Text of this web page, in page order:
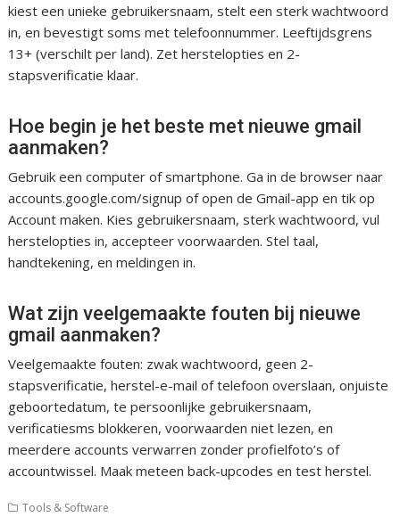
kiest een unieke gebruikersnaam, stelt een sterk wachtwoord
in, en bevestigt soms met telefoonnummer. Leeftijdsgrens
13+ (verschilt per land). Zet herstelopties en 2-
stapsverificatie klaar.
Hoe begin je het beste met nieuwe gmail
aanmaken?
Gebruik een computer of smartphone. Ga in de browser naar
accounts.google.com/signup of open de Gmail-app en tik op
Account maken. Kies gebruikersnaam, sterk wachtwoord, vul
herstelopties in, accepteer voorwaarden. Stel taal,
handtekening, en meldingen in.
Wat zijn veelgemaakte fouten bij nieuwe
gmail aanmaken?
Veelgemaakte fouten: zwak wachtwoord, geen 2-
stapsverificatie, herstel-e-mail of telefoon overslaan, onjuiste
geboortedatum, te persoonlijke gebruikersnaam,
verificatiesms blokkeren, voorwaarden niet lezen, en
meerdere accounts verwarren zonder profielfoto’s of
accountwissel. Maak meteen back-upcodes en test herstel.
Tools & Software